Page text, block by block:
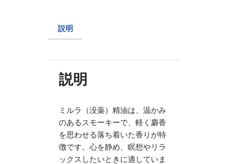
説明
説明
ミルラ（没薬）精油は、温かみ
のあるスモーキーで、軽く麝香
を思わせる落ち着いた香りが特
徴です。​心を静め、瞑想やリラ
ックスしたいときに適していま